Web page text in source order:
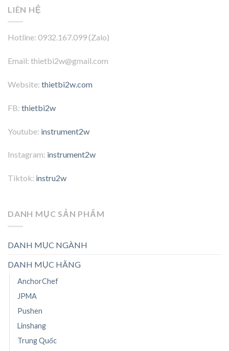
LIÊN HỆ
Hotline: 0932.167.099 (Zalo)
Email: thietbi2w@gmail.com
Website: thietbi2w.com
FB: thietbi2w
Youtube: instrument2w
Instagram: instrument2w
Tiktok: instru2w
DANH MỤC SẢN PHẨM
DANH MỤC NGÀNH
DANH MỤC HÃNG
AnchorChef
JPMA
Pushen
Linshang
Trung Quốc